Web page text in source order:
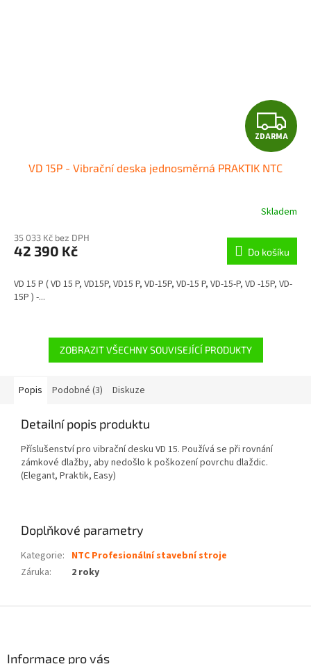
Z
D
R
M
A
ZDARMA
VD 15P - Vibrační deska jednosměrná PRAKTIK NTC
Skladem
35 033 Kč bez DPH
42 390 Kč Do košíku
VD 15 P ( VD 15 P, VD15P, VD15 P, VD-15P, VD-15 P, VD-15-P, VD -15P, VD-
15P ) -...
ZOBRAZIT VŠECHNY SOUVISEJÍCÍ PRODUKTY
Popis Podobné (3) Diskuze
Detailní popis produktu
Příslušenství pro vibrační desku VD 15. Používá se při rovnání
zámkové dlažby, aby nedošlo k poškození povrchu dlaždic.
(Elegant, Praktik, Easy)
Doplňkové parametry
Kategorie: NTC Profesionální stavební stroje
Záruka: 2 roky
Informace pro vás